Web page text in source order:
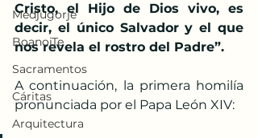
Medjugorje
BoanoiTe
Sacramentos
Cáritas
Arquitectura
Cristo, el Hijo de Dios vivo, es
decir, el único Salvador y el que
nos revela el rostro del Padre”.
A continuación, la primera homilía
pronunciada por el Papa León XIV: